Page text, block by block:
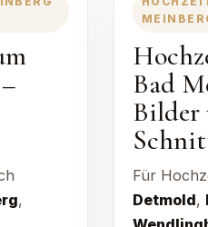
,
Bad
Bilder
Für
Detmold,